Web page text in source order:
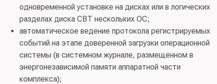
одновременной установке на дисках или в логических
разделах диска СВТ нескольких ОС;
автоматическое ведение протокола регистрируемых
событий на этапе доверенной загрузки операционной
системы (в системном журнале, размещенном в
энергонезависимой памяти аппаратной части
комплекса);